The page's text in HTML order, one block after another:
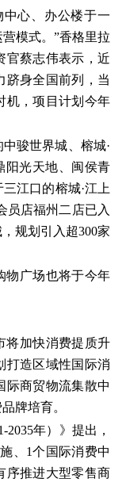
心、办公楼于一
模式。”香格里拉
官蔡志伟表示，近
跻身全国前列，当
机，项目计划今年
骏世界城、榕城·
阳光天地、闽侯青
江口的榕城·江上
员店福州二店已入
规划引入超300家
物广场也将于今年
将加快消费提质升
打造区域性国际消
际商贸物流集散中
牌培育。
2035年）》提出，
、1个国际消费中
序推进大型零售商